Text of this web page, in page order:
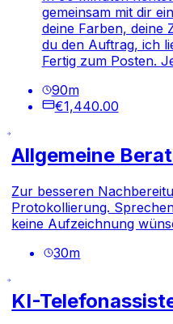
gemeinsam mit dir
deine Farben, deine
du den Auftrag, ich
Fertig zum Posten.
90m
€1,440.00
Allgemeine
Zur besseren
Protokollierung.
keine Aufzeichnung
30m
KI-